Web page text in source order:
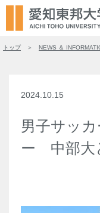
トップ NEWS ＆
2024.10.15
男子サッ
ー 中部大